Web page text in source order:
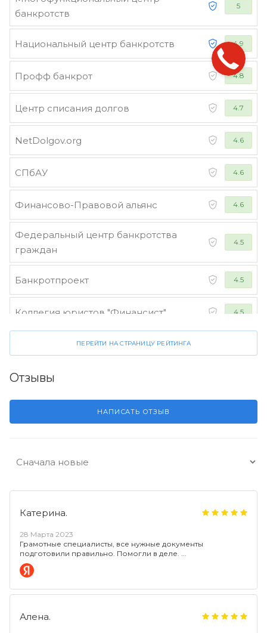
банкротств
5
Национальный центр банкротств 4.9
Профф банкрот 4.8
Центр списания долгов 4.7
NetDolgov.org 4.6
СПбАУ 4.6
Финансово-Правовой альянс 4.6
Федеральный центр банкротства
граждан
4.5
Банкротпроект 4.5
Коллегия юристов "Финансист" 4.5
ПЕРЕЙТИ НА СТРАНИЦУ РЕЙТИНГА
Отзывы
НАПИСАТЬ ОТЗЫВ
Катерина.
28 Марта 2023
Грамотные специалисты, все нужные документы
подготовили правильно. Помогли в деле.
Алена.